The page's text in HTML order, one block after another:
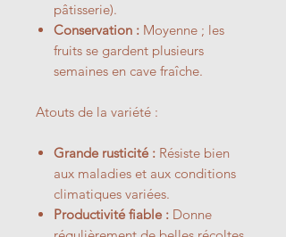
pâtisserie).
Conservation : Moyenne ; les
fruits se gardent plusieurs
semaines en cave fraîche.
Atouts de la variété :
Grande rusticité : Résiste bien
aux maladies et aux conditions
climatiques variées.
Productivité fiable : Donne